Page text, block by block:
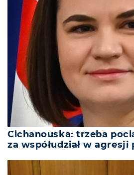
Cichanouska: trzeba
za współudział w